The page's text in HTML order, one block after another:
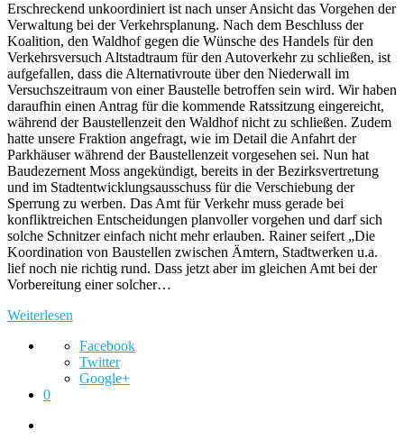
Erschreckend unkoordiniert ist nach unser Ansicht das Vorgehen der
Verwaltung bei der Verkehrsplanung. Nach dem Beschluss der
Koalition, den Waldhof gegen die Wünsche des Handels für den
Verkehrsversuch Altstadtraum für den Autoverkehr zu schließen, ist
aufgefallen, dass die Alternativroute über den Niederwall im
Versuchszeitraum von einer Baustelle betroffen sein wird. Wir haben
daraufhin einen Antrag für die kommende Ratssitzung eingereicht,
während der Baustellenzeit den Waldhof nicht zu schließen. Zudem
hatte unsere Fraktion angefragt, wie im Detail die Anfahrt der
Parkhäuser während der Baustellenzeit vorgesehen sei. Nun hat
Baudezernent Moss angekündigt, bereits in der Bezirksvertretung
und im Stadtentwicklungsausschuss für die Verschiebung der
Sperrung zu werben. Das Amt für Verkehr muss gerade bei
konfliktreichen Entscheidungen planvoller vorgehen und darf sich
solche Schnitzer einfach nicht mehr erlauben. Rainer seifert „Die
Koordination von Baustellen zwischen Ämtern, Stadtwerken u.a.
lief noch nie richtig rund. Dass jetzt aber im gleichen Amt bei der
Vorbereitung einer solcher…
Weiterlesen
Facebook
Twitter
Google+
0